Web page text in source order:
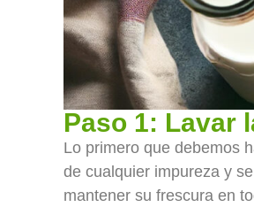
Paso 1: Lavar
Lo primero que debemos
de cualquier impureza y
mantener su frescura en